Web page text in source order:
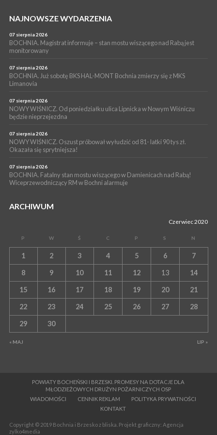
PIELGRZYMKA 2026
Z BOCHNI NA JASNĄ GÓRĘ. Drugi dzień wędrówki [ZDJĘCIA]
WYDARZENIA
NASZ NEWS. Powstał Komitet Ochrony Ładu
Przestrzennego Miasta Bochnia. To odpowiedź na działania
magistratu
NAJNOWSZE WYDARZENIA
07 sierpnia 2026
BOCHNIA. Magistrat informuje – stan mostu wiszącego nad Rabą jest
monitorowany
07 sierpnia 2026
BOCHNIA. Już sobotę BKS HAL-MONT Bochnia zmierzy się z MKS
Limanovia
07 sierpnia 2026
NOWY WIŚNICZ. Od poniedziałku ulica Lipnicka w Nowym Wiśniczu
będzie nieprzejezdna
07 sierpnia 2026
NOWY WIŚNICZ. Oszust próbował wyłudzić od 81- latki 90 tys zł.
Okazała się sprytniejsza!
07 sierpnia 2026
BOCHNIA. Fatalny stan mostu wiszącego w Damienicach nad Rabą!
Wiceprzewodniczący RM w Bochni alarmuje
ARCHIWUM
Czerwiec 2020
P W Ś C P S N
« MAJ LIP »
1 2 3 4 5 6 7
8 9 10 11 12 13 14
15 16 17 18 19 20 21
22 23 24 25 26 27 28
29 30
POWIATY BOCHEŃSKI I BRZESKI. PROMESY NA DOTACJE DLA
MŁODZIEŻOWYCH DRUŻYN POŻARNICZYCH OSP
WIADOMOŚCI
CENNIK REKLAM
POLITYKA PRYWATNOŚCI
KONTAKT
Copyright © 2019 Bochnia i Brzesko z bliska. Projekt graficzny: Agencja
zylko4media